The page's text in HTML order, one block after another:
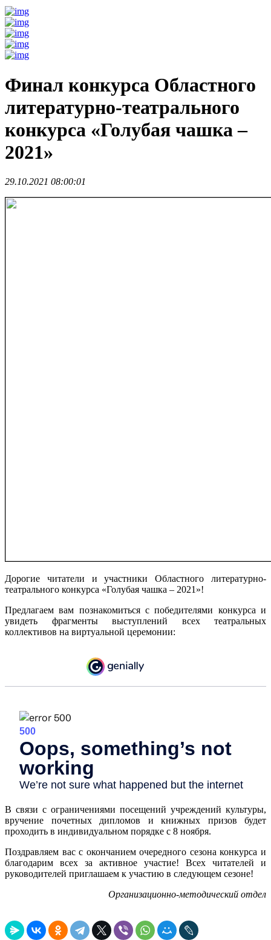
Финал конкурса Областного
литературно-театрального
конкурса «Голубая чашка –
2021»
29.10.2021 08:00:01
Дорогие читатели и участники Областного литературно-
театрального конкурса «Голубая чашка – 2021»!
Предлагаем вам познакомиться с победителями конкурса и
увидеть фрагменты выступлений всех театральных
коллективов на виртуальной церемонии:
В связи с ограничениями посещений учреждений культуры,
вручение почетных дипломов и книжных призов будет
проходить в индивидуальном порядке с 8 ноября.
Поздравляем вас с окончанием очередного сезона конкурса и
благодарим всех за активное участие! Всех читателей и
руководителей приглашаем к участию в следующем сезоне!
Организационно-методический отдел